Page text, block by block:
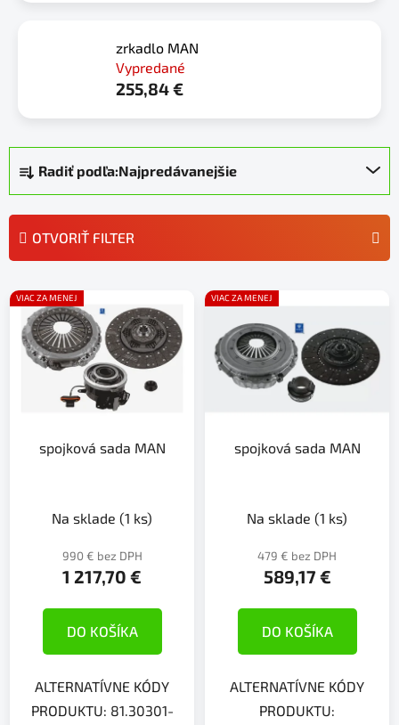
zrkadlo MAN
Vypredané
255,84 €
R
a
d
e
n
e
Radiť podľa:Najpredávanejšie
OTVORIŤ FILTER
V
ý
VIAC ZA MENEJ
spojková sada MAN
Na sklade (1 ks)
990 € bez DPH
1 217,70 €
DO KOŠÍKA
ALTERNATÍVNE KÓDY
PRODUKTU: 81.30301-
VIAC ZA MENEJ
spojková sada MAN
Na sklade (1 ks)
479 € bez DPH
589,17 €
DO KOŠÍKA
ALTERNATÍVNE KÓDY
PRODUKTU: